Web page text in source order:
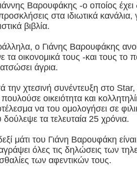
Βαρουφάκης -ο οποίος έχει
στα ιδιωτικά
βιβλία.
ο Γιάνης Βαρουφάκης
τα οικονομικά τους -και τους το
άγρια.
την χτεσινή συνέντευξη στο
οικειότητα και
να του ομολογήσει σε
τα τελευταία 25 χρόνια.
μάτι του Γιάνη Βαρουφάκη
όλες τις δηλώσεις των
των αφεντικών τους.